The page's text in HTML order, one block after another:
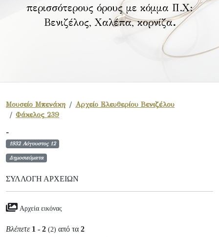
περισσότερους όρους με κόμμα Π.Χ:
Βενιζέλος, Χαλέπα, κορνίζα.
Μουσείο Μπενάκη
Αρχείο Ελευθερίου Βενιζέλου
Φάκελος 239
-
1932 Αύγουστος 12
Δημοσιεύματα
ΣΥΛΛΟΓΉ ΑΡΧΕΊΩΝ
Αρχεία εικόνας
Βλέπετε 1 - 2 (2) από τα 2